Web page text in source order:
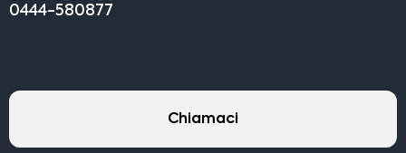
0444-580877
Chiamaci